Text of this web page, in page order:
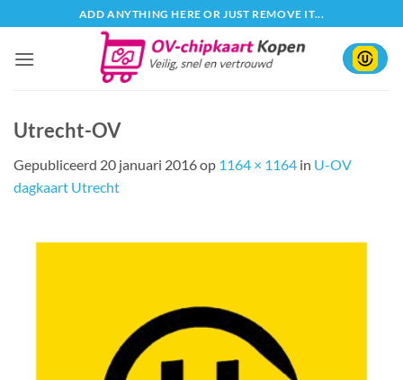
naar
inhoud
ADD ANYTHING HERE OR JUST REMOVE IT...
Utrecht-OV
Gepubliceerd 20 januari 2016op 1164 × 1164 in U-OV
dagkaart Utrecht